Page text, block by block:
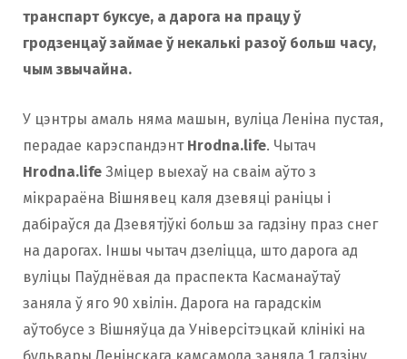
транспарт буксуе, а дарога на працу ў
гродзенцаў займае ў некалькі разоў больш часу,
чым звычайна.
У цэнтры амаль няма машын, вуліца Леніна пустая,
перадае карэспандэнт Hrodna.life. Чытач
Hrodna.life Зміцер выехаў на сваім аўто з
мікрараёна Вішнявец каля дзевяці раніцы і
дабіраўся да Дзевятjўкі больш за гадзіну праз снег
на дарогах. Іншы чытач дзеліцца, што дарога ад
вуліцы Паўднёвая да праспекта Касманаўтаў
заняла ў яго 90 хвілін. Дарога на гарадскім
аўтобусе з Вішняўца да Універсітэцкай клінікі на